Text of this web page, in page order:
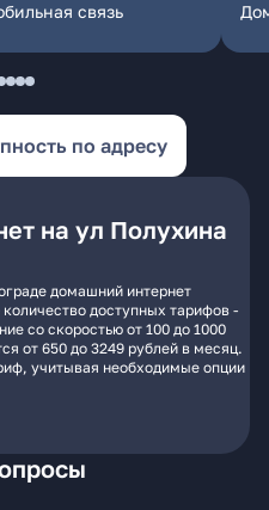
связь
по адресу
на ул Полухина
домашний интернет
доступных тарифов -
со скоростью от 100 до 1000
от 650 до 3249 рублей в месяц.
учитывая необходимые опции